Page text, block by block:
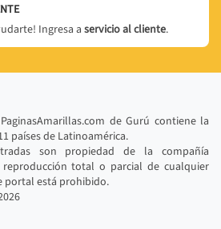
Ingresa a servicio al cliente.
de Gurú contiene la
países de Latinoamérica.
son propiedad de la compañía
total o parcial de cualquier
portal está prohibido.